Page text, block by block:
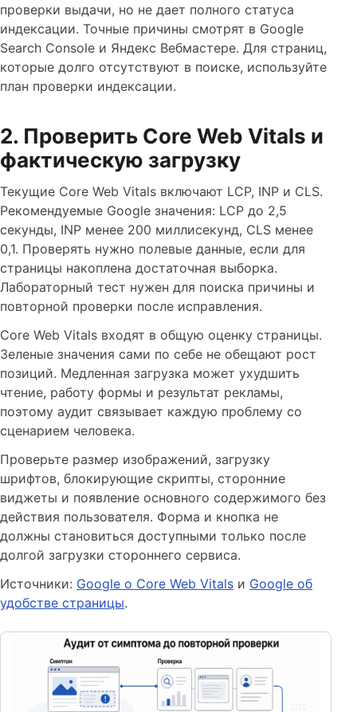
проверки выдачи, но не дает полного статуса
индексации. Точные причины смотрят в Google
Search Console и Яндекс Вебмастере. Для страниц,
которые долго отсутствуют в поиске, используйте
план проверки индексации.
2. Проверить Core Web Vitals и
фактическую загрузку
Текущие Core Web Vitals включают LCP, INP и CLS.
Рекомендуемые Google значения: LCP до 2,5
секунды, INP менее 200 миллисекунд, CLS менее
0,1. Проверять нужно полевые данные, если для
страницы накоплена достаточная выборка.
Лабораторный тест нужен для поиска причины и
повторной проверки после исправления.
Core Web Vitals входят в общую оценку страницы.
Зеленые значения сами по себе не обещают рост
позиций. Медленная загрузка может ухудшить
чтение, работу формы и результат рекламы,
поэтому аудит связывает каждую проблему со
сценарием человека.
Проверьте размер изображений, загрузку
шрифтов, блокирующие скрипты, сторонние
виджеты и появление основного содержимого без
действия пользователя. Форма и кнопка не
должны становиться доступными только после
долгой загрузки стороннего сервиса.
Источники: Google о Core Web Vitals и Google об
удобстве страницы.